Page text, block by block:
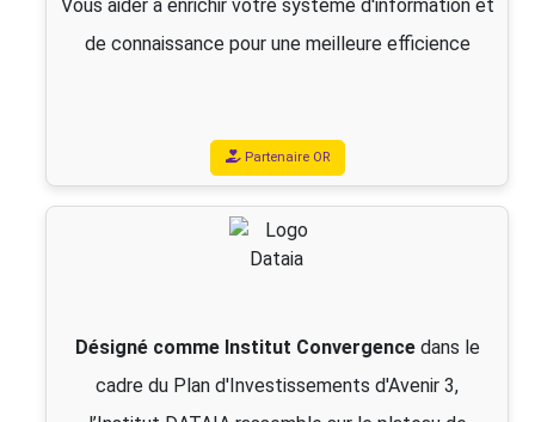
Vous aider à enrichir votre système d'information et
de connaissance pour une meilleure efficience
Partenaire OR
Désigné comme Institut Convergencedans le
cadre du Plan d'Investissements d'Avenir 3,